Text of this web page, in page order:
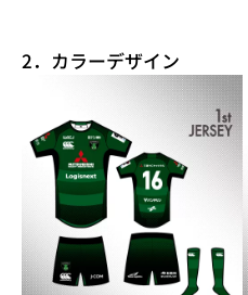
2．カラーデザイン